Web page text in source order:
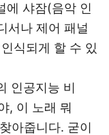
에 샤잠(음악 인
서나 제어 패널
식되게 할 수 있
인공지능 비
, 이 노래 뭐
아줍니다. 굳이